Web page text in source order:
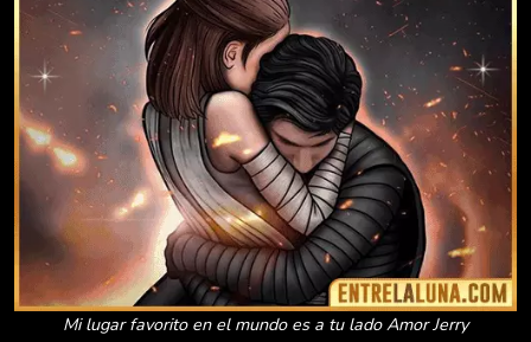
Mi lugar favorito en el mundo es a tu lado Amor Jerry